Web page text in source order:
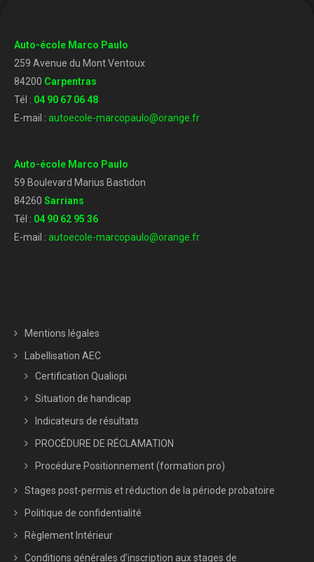
Auto-école Marco Paulo
259 Avenue du Mont Ventoux
84200 Carpentras
Tél : 04 90 67 06 48
E-mail : autoecole-marcopaulo@orange.fr
Auto-école Marco Paulo
59 Boulevard Marius Bastidon
84260 Sarrians
Tél : 04 90 62 95 36
E-mail : autoecole-marcopaulo@orange.fr
Mentions légales
Labellisation AEC
Certification Qualiopi
Situation de handicap
Indicateurs de résultats
PROCÉDURE DE RÉCLAMATION
Procédure Positionnement (formation pro)
Stages post-permis et réduction de la période probatoire
Politique de confidentialité
Règlement Intérieur
Conditions générales d’inscription aux stages de